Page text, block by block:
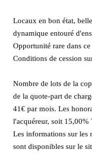
Locaux en bon état,
dynamique entouré
Opportunité rare dans
Conditions de cession
Nombre de lots de la
de la quote-part de
41€ par mois. Les
l'acquéreur, soit
Les informations sur les
sont disponibles sur le